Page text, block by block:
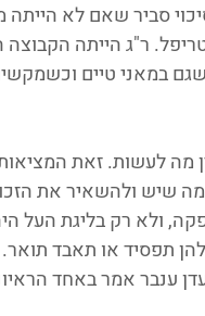
סביר שאם לא
ר"ג הייתה הקבוצה
שגם במאני טיים
לעשות. זאת
שיש ולהשאיר את
ולא רק בליגת העל
תפסיד או תאבד
ענבר אמר באחד